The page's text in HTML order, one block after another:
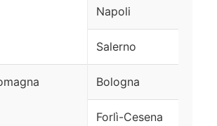
Napoli
Salerno
Bologna
Forlì-Cesena